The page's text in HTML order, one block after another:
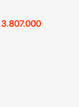
3.807.000